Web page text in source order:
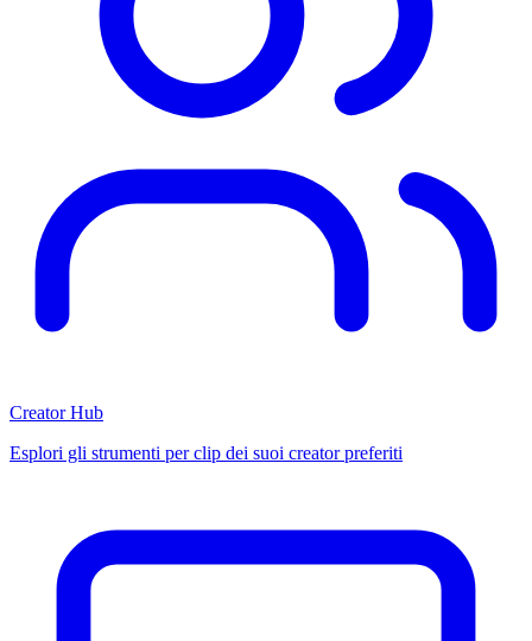
Creator Hub
Esplori gli strumenti per clip dei suoi creator preferiti